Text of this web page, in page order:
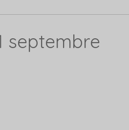
septembre